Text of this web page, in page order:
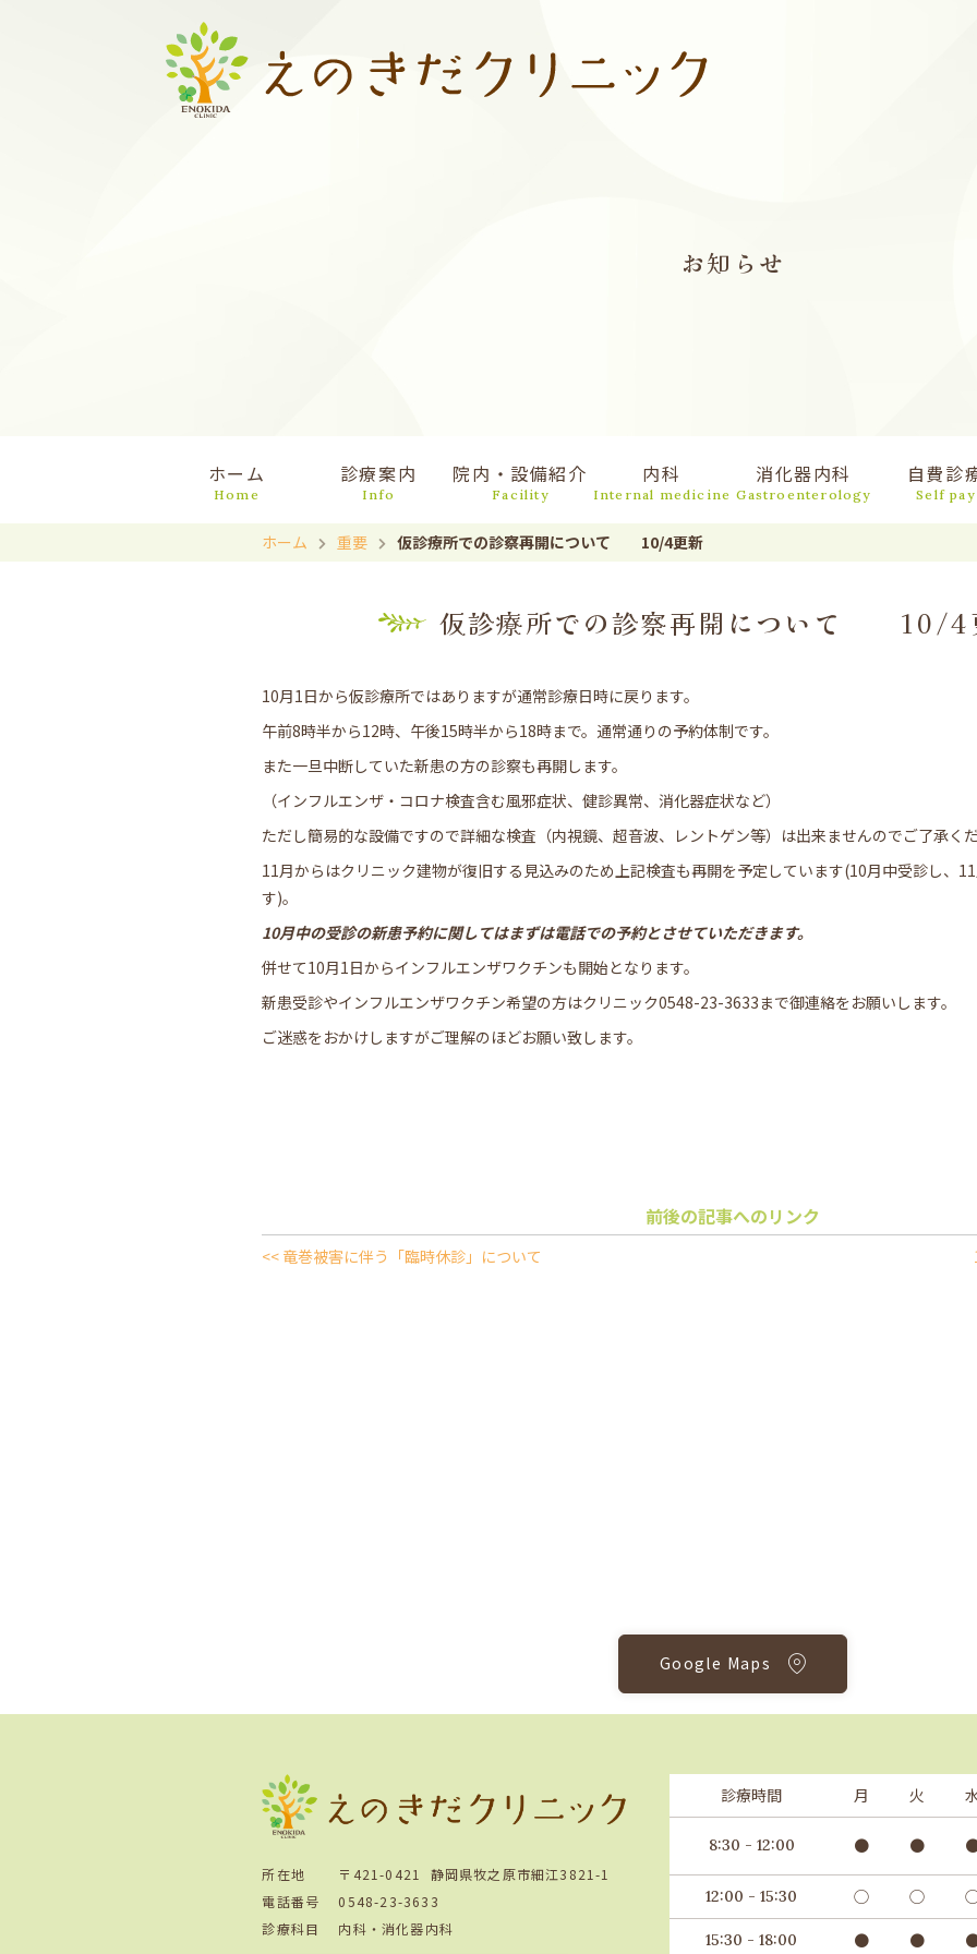
お知らせ
ホーム
Home
診療案内
Info
院内・設備紹介
Facility
内科
Internal medicine
消化器内科
Gastroenterology
自費診
Self pay
ホーム 重要 仮診療所での診察再開について 10/4更新
仮診療所での診察再開について 10/4
10月1日から仮診療所ではありますが通常診療日時に戻ります。
午前8時半から12時、午後15時半から18時まで。通常通りの予約体制です。
また一旦中断していた新患の方の診察も再開します。
（インフルエンザ・コロナ検査含む風邪症状、健診異常、消化器症状など）
ただし簡易的な設備ですので詳細な検査（内視鏡、超音波、レントゲン等）は出来ませんのでご了承くだ
11月からはクリニック建物が復旧する見込みのため上記検査も再開を予定しています(10月中受診し、
す)。
10月中の受診の新患予約に関してはまずは電話での予約とさせていただきます。
併せて10月1日からインフルエンザワクチンも開始となります。
新患受診やインフルエンザワクチン希望の方はクリニック0548-23-3633まで御連絡をお願いします。
ご迷惑をおかけしますがご理解のほどお願い致します。
前後の記事へのリンク
<< 竜巻被害に伴う「臨時休診」について
Google Maps
所在地 〒421-0421
静岡県牧之原市細江3821-1
電話番号
0548-23-3633
診療科目
内科・消化器内科
診療時間 月 火
8:30 - 12:00 ● ●
12:00 - 15:30 ◯ ◯
15:30 - 18:00 ● ●